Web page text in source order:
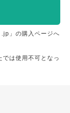
」の購入ページへ
では使用不可となっ